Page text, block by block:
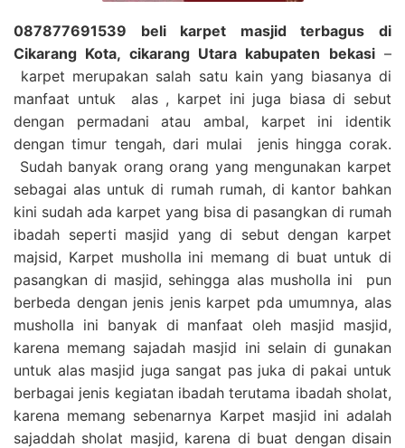
087877691539 beli karpet masjid terbagus di
Cikarang Kota, cikarang Utara kabupaten bekasi–
karpet merupakan salah satu kain yang biasanya di
manfaat untuk alas , karpet ini juga biasa di sebut
dengan permadani atau ambal, karpet ini identik
dengan timur tengah, dari mulai jenis hingga corak.
Sudah banyak orang orang yang mengunakan karpet
sebagai alas untuk di rumah rumah, di kantor bahkan
kini sudah ada karpet yang bisa di pasangkan di rumah
ibadah seperti masjid yang di sebut dengan karpet
majsid, Karpet musholla ini memang di buat untuk di
pasangkan di masjid, sehingga alas musholla ini pun
berbeda dengan jenis jenis karpet pda umumnya, alas
musholla ini banyak di manfaat oleh masjid masjid,
karena memang sajadah masjid ini selain di gunakan
untuk alas masjid juga sangat pas juka di pakai untuk
berbagai jenis kegiatan ibadah terutama ibadah sholat,
karena memang sebenarnya Karpet masjid ini adalah
sajaddah sholat masjid, karena di buat dengan disain